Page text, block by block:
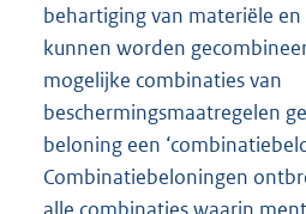
behartiging van materiële
kunnen worden
mogelijke combinaties van
beschermingsmaatregelen
beloning een
Combinatiebeloningen